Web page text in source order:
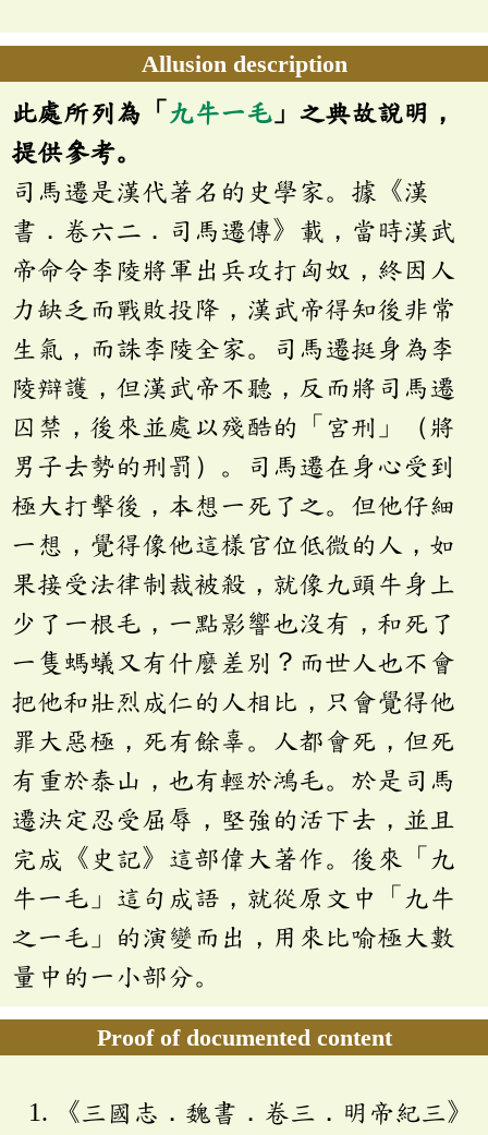
Allusion description
此處所列為「 九牛一毛 」之典故說明，
提供參考。
司馬遷是漢代著名的史學家。據《漢
書．卷六二．司馬遷傳》載，當時漢武
帝命令李陵將軍出兵攻打匈奴，終因人
力缺乏而戰敗投降，漢武帝得知後非常
生氣，而誅李陵全家。司馬遷挺身為李
陵辯護，但漢武帝不聽，反而將司馬遷
囚禁，後來並處以殘酷的「宮刑」（將
男子去勢的刑罰）。司馬遷在身心受到
極大打擊後，本想一死了之。但他仔細
一想，覺得像他這樣官位低微的人，如
果接受法律制裁被殺，就像九頭牛身上
少了一根毛，一點影響也沒有，和死了
一隻螞蟻又有什麼差別？而世人也不會
把他和壯烈成仁的人相比，只會覺得他
罪大惡極，死有餘辜。人都會死，但死
有重於泰山，也有輕於鴻毛。於是司馬
遷決定忍受屈辱，堅強的活下去，並且
完成《史記》這部偉大著作。後來「九
牛一毛」這句成語，就從原文中「九牛
之一毛」的演變而出，用來比喻極大數
量中的一小部分。
Proof of documented content
《三國志．魏書．卷三．明帝紀三》